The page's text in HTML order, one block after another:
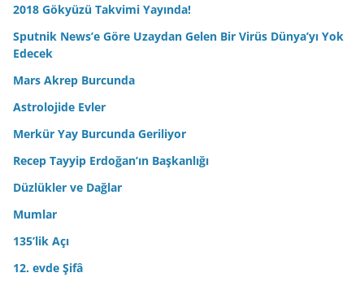
2018 Gökyüzü Takvimi Yayında!
Sputnik News’e Göre Uzaydan Gelen Bir Virüs Dünya’yı Yok
Edecek
Mars Akrep Burcunda
Astrolojide Evler
Merkür Yay Burcunda Geriliyor
Recep Tayyip Erdoğan’ın Başkanlığı
Düzlükler ve Dağlar
Mumlar
135’lik Açı
12. evde Şifâ